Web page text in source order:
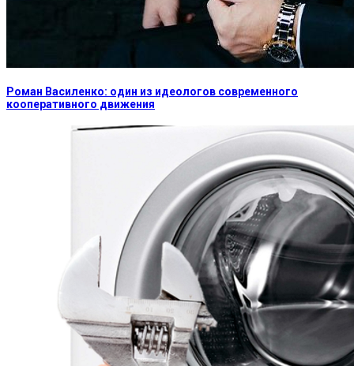
Роман Василенко: один из идеологов современного
кооперативного движения